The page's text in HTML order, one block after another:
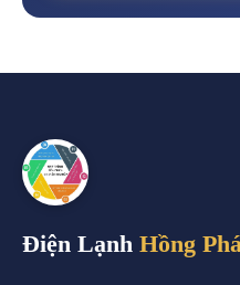
Điện Lạnh Hồng